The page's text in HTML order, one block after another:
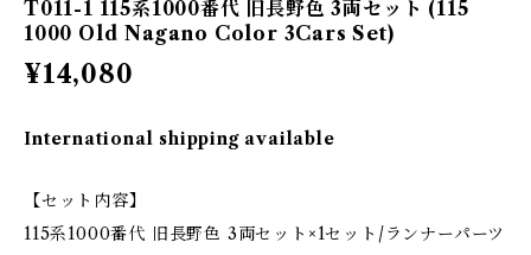
T011-1 115系1000番代 旧長野色 3両セット (115
1000 Old Nagano Color 3Cars Set)
¥14,080
International shipping available
【セット内容】
115系1000番代 旧長野色 3両セット×1セット/ランナーパーツ